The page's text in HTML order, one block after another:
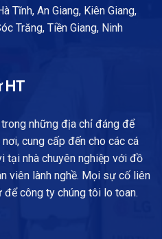
Tĩnh, An Giang, Kiên Giang,
Trăng, Tiền Giang, Ninh
HT
những địa chỉ đáng để
cung cấp đến cho các cá
tại nhà chuyên nghiệp với đồ
viên lành nghề. Mọi sự cố liên
công ty chúng tôi lo toan.